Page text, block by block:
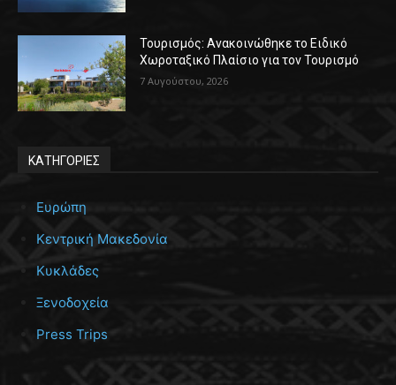
Τουρισμός: Ανακοινώθηκε το Ειδικό
Χωροταξικό Πλαίσιο για τον Τουρισμό
7 Αυγούστου, 2026
ΚΑΤΗΓΟΡΙΕΣ
Ευρώπη
Κεντρική Μακεδονία
Κυκλάδες
Ξενοδοχεία
Press Trips